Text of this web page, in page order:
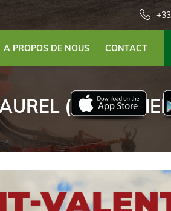
A PROPOS DE NOUS CONTACT
(14